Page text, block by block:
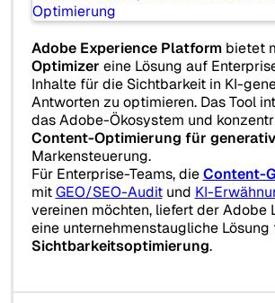
Adobe Experience Platformbietet
Optimizer eine Lösung auf
Inhalte für die Sichtbarkeit in KI-
Antworten zu optimieren. Das Tool
das Adobe-Ökosystem und
Content-Optimierung für
Markensteuerung.
Für Enterprise-Teams, dieContent-
mitGEO/SEO-Auditund KI-
vereinen möchten, liefert der Adobe
eine unternehmenstaugliche Lösung
Sichtbarkeitsoptimierung.